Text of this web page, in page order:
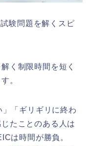
験問題を解くスピ
く制限時間を短く
。
「ギリギリに終わ
たことのある人は
は時間が勝負。